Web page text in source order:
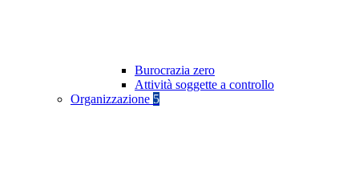
Burocrazia zero
Attività soggette a controllo
Organizzazione 5